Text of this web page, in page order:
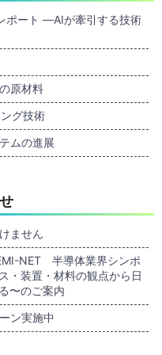
ポート ―AIが牽引する技術
原材料
グ技術
ムの進展
ません
NET 半導体業界シンポ
・装置・材料の観点から日
〜のご案内
ン実施中